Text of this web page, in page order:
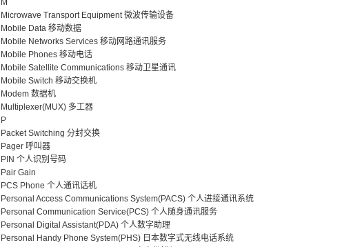
M
Microwave Transport Equipment 微波传输设备
Mobile Data 移动数据
Mobile Networks Services 移动网路通讯服务
Mobile Phones 移动电话
Mobile Satellite Communications 移动卫星通讯
Mobile Switch 移动交换机
Modem 数据机
Multiplexer(MUX) 多工器
P
Packet Switching 分封交换
Pager 呼叫器
PIN 个人识别号码
Pair Gain
PCS Phone 个人通讯话机
Personal Access Communications System(PACS) 个人进接通讯系统
Personal Communication Service(PCS) 个人随身通讯服务
Personal Digital Assistant(PDA) 个人数字助理
Personal Handy Phone System(PHS) 日本数字式无线电话系统